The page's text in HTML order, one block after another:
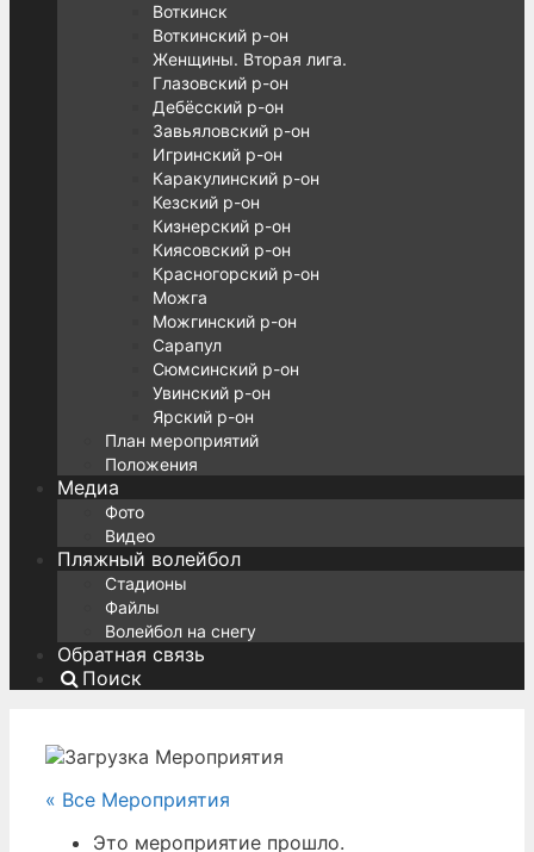
Воткинск
Воткинский р-он
Женщины. Вторая лига.
Глазовский р-он
Дебёсский р-он
Завьяловский р-он
Игринский р-он
Каракулинский р-он
Кезский р-он
Кизнерский р-он
Киясовский р-он
Красногорский р-он
Можга
Можгинский р-он
Сарапул
Сюмсинский р-он
Увинский р-он
Ярский р-он
План мероприятий
Положения
Медиа
Фото
Видео
Пляжный волейбол
Стадионы
Файлы
Волейбол на снегу
Обратная связь
Поиск
« Все Мероприятия
Это мероприятие прошло.